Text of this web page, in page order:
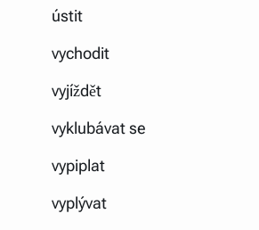
ústit
vychodit
vyjíždět
vyklubávat se
vypiplat
vyplývat